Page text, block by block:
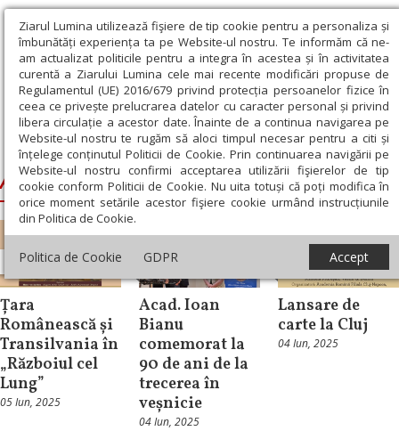
Ziarul Lumina utilizează fişiere de tip cookie pentru a personaliza și
îmbunătăți experiența ta pe Website-ul nostru. Te informăm că ne-
am actualizat politicile pentru a integra în acestea și în activitatea
curentă a Ziarului Lumina cele mai recente modificări propuse de
Regulamentul (UE) 2016/679 privind protecția persoanelor fizice în
ceea ce privește prelucrarea datelor cu caracter personal și privind
libera circulație a acestor date. Înainte de a continua navigarea pe
Website-ul nostru te rugăm să aloci timpul necesar pentru a citi și
înțelege conținutul Politicii de Cookie. Prin continuarea navigării pe
Website-ul nostru confirmi acceptarea utilizării fişierelor de tip
cookie conform Politicii de Cookie. Nu uita totuși că poți modifica în
orice moment setările acestor fişiere cookie urmând instrucțiunile
din Politica de Cookie.
Politica de Cookie GDPR Accept
Ziarul Lumina › Academia Romana
Academia Romana
Cultură
Țara
Românească și
Transilvania în
„Războiul cel
Lung”
05 Iun, 2025
Știri
Acad. Ioan
Bianu
comemorat la
90 de ani de la
trecerea în
veșnicie
04 Iun, 2025
Lansare de
carte la Cluj
04 Iun, 2025